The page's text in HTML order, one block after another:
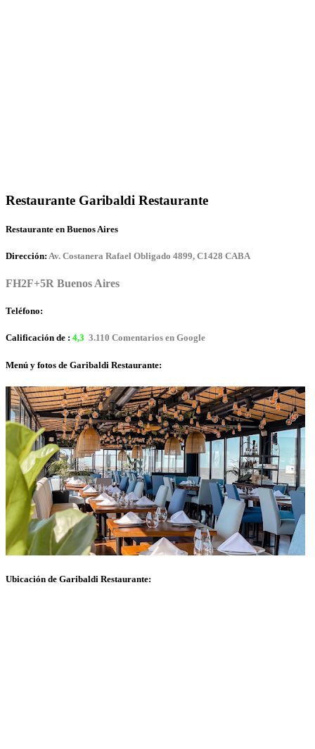
Restaurante Garibaldi Restaurante
Restaurante en Buenos Aires
Dirección: Av. Costanera Rafael Obligado 4899, C1428 CABA
FH2F+5R Buenos Aires
Teléfono:
Calificación de : 4,3 3.110 Comentarios en Google
Menú y fotos de Garibaldi Restaurante:
Ubicación de Garibaldi Restaurante: